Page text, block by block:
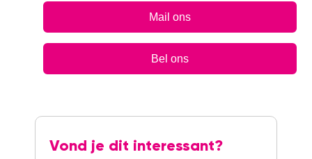
Mail ons
Bel ons
Vond je dit interessant?